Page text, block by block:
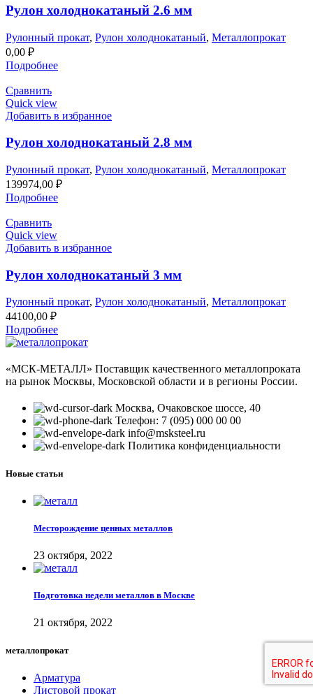
Рулон холоднокатаный 2.6 мм
Рулонный прокат, Рулон холоднокатаный, Металлопрокат
0,00 ₽
Подробнее
Сравнить
Quick view
Добавить в избранное
Рулон холоднокатаный 2.8 мм
Рулонный прокат, Рулон холоднокатаный, Металлопрокат
139974,00 ₽
Подробнее
Сравнить
Quick view
Добавить в избранное
Рулон холоднокатаный 3 мм
Рулонный прокат, Рулон холоднокатаный, Металлопрокат
44100,00 ₽
Подробнее
«МСК-МЕТАЛЛ» Поставщик качественного металлопроката
на рынок Москвы, Московской области и в регионы России.
Москва, Очаковское шоссе, 40
Телефон: 7 (095) 000 00 00
info@msksteel.ru
Политика конфиденциальности
Новые статьи
Месторождение ценных металлов
23 октября, 2022
Подготовка недели металлов в Москве
21 октября, 2022
металлопрокат
Арматура
Листовой прокат